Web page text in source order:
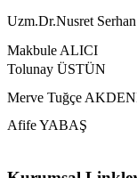
Uzm.Dr.Nusret
Makbule ALICI
Tolunay ÜSTÜN
Merve Tuğçe
Afife YABAŞ